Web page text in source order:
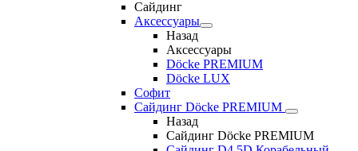
Сайдинг
Аксессуары
Назад
Аксессуары
Döcke PREMIUM
Döcke LUX
Софит
Сайдинг Döcke PREMIUM
Назад
Сайдинг Döcke PREMIUM